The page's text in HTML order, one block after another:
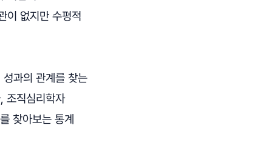
이 없지만 수평적
과의 관계를 찾는
조직심리학자
찾아보는 통계